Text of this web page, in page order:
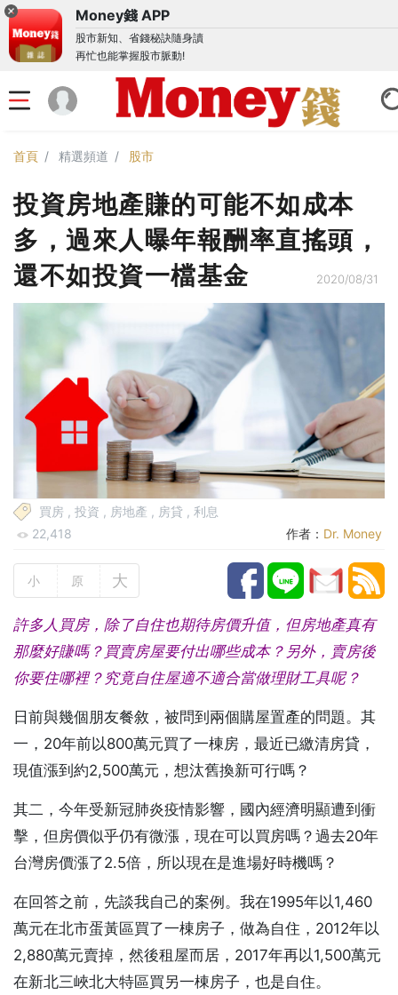
Money錢 APP
股市新知、省錢秘訣隨身讀
再忙也能掌握股市脈動!
首頁 精選頻道 股市
投資房地產賺的可能不如成本
多，過來人曝年報酬率直搖頭，
還不如投資一檔基金
2020/08/31
買房 , 投資 , 房地產 , 房貸 , 利息
22,418
作者： Dr. Money
小 原 大
許多人買房，除了自住也期待房價升值，但房地產真有
那麼好賺嗎？買賣房屋要付出哪些成本？另外，賣房後
你要住哪裡？究竟自住屋適不適合當做理財工具呢？
日前與幾個朋友餐敘，被問到兩個購屋置產的問題。其
一，20年前以800萬元買了一棟房，最近已繳清房貸，
現值漲到約2,500萬元，想汰舊換新可行嗎？
其二，今年受新冠肺炎疫情影響，國內經濟明顯遭到衝
擊，但房價似乎仍有微漲，現在可以買房嗎？過去20年
台灣房價漲了2.5倍，所以現在是進場好時機嗎？
在回答之前，先談我自己的案例。我在1995年以1,460
萬元在北市蛋黃區買了一棟房子，做為自住，2012年以
2,880萬元賣掉，然後租屋而居，2017年再以1,500萬元
在新北三峽北大特區買另一棟房子，也是自住。